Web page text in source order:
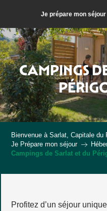
contenu
principal
Je prépare mon séjour
CAMPINGS
Bienvenue à Sarlat, Capitale du
Je Prépare mon séjour
Campings de Sarlat et du
Profitez d’un séjour